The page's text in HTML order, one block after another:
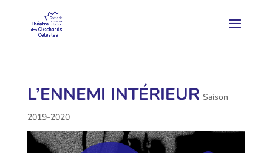
L’ENNEMI INTÉRIEUR Saison
2019-2020